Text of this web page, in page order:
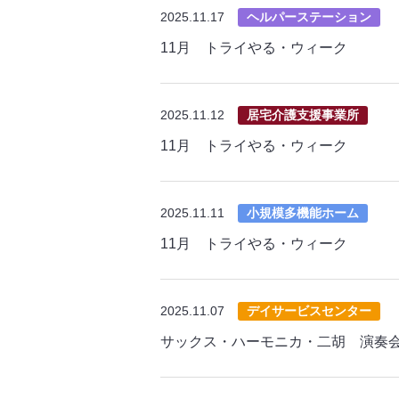
2025.11.17 ヘルパーステーション
11月 トライやる・ウィーク
2025.11.12 居宅介護支援事業所
11月 トライやる・ウィーク
2025.11.11 小規模多機能ホーム
11月 トライやる・ウィーク
2025.11.07 デイサービスセンター
サックス・ハーモニカ・二胡 演奏